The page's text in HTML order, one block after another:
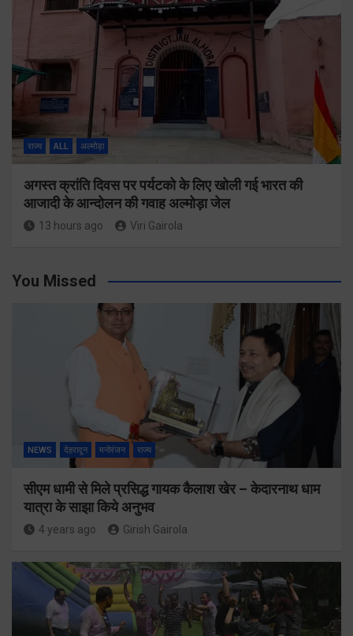
राज्य ALL अल्मोड़ा
अगस्त क्रांति दिवस पर पर्यटको के लिए खोली गई भारत की
आजादी के आन्दोलन की गवाह अल्मोड़ा जेल
13 hours ago Viri Gairola
You Missed
NEWS देहरादून मनोरंजन राज्य
सीएम धामी से मिले प्रसिद्ध गायक कैलाश खेर – केदारनाथ धाम
यात्रा के साझा किये अनुभव
4 years ago Girish Gairola